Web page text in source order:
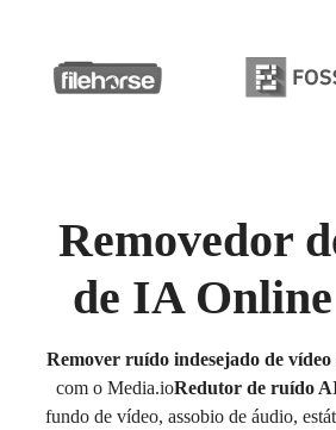
Removedor
de IA
Remover ruído indesejado de vídeo
com o Media.ioRedutor de ruído
fundo de vídeo, assobio de áudio,